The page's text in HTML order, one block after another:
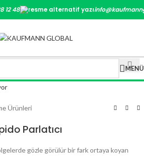
12 48
MENÜ
Ürünleri
Parlatıcı
gözle görülür bir fark ortaya koyan